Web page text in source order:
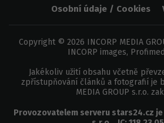
Osobní údaje / Cookies
Copyright © 2026 INCORP MEDIA
INCORP images,
Jakékoliv užití obsahu včetně
zpřístupňování článků a fotografií je
MEDIA GROUP s.r.o.
Provozovatelem serveru stars24.cz je